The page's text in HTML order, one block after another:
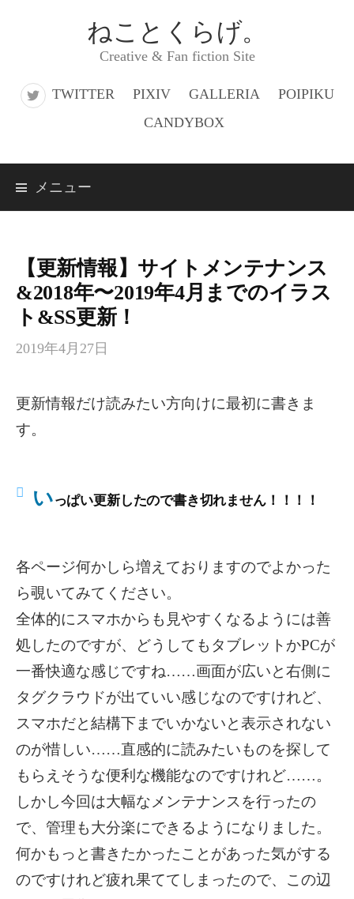
ス
ねことくらげ。
Creative & Fan fiction Site
TWITTER PIXIV GALLERIA
POIPIKU
CANDYBOX
メニュー
【更新情報】サイトメンテナンス
&2018年〜2019年4月までのイラス
ト&SS更新！
2019年4月27日
更新情報だけ読みたい方向けに最初に書きま
す。
いっぱい更新したので書き切れません！！！！
各ページ何かしら増えておりますのでよかった
ら覗いてみてください。
全体的にスマホからも見やすくなるようには善
処したのですが、どうしてもタブレットかPCが
一番快適な感じですね……画面が広いと右側に
タグクラウドが出ていい感じなのですけれど、
スマホだと結構下までいかないと表示されない
のが惜しい……直感的に読みたいものを探して
もらえそうな便利な機能なのですけれど……。
しかし今回は大幅なメンテナンスを行ったの
で、管理も大分楽にできるようになりました。
何かもっと書きたかったことがあった気がする
のですけれど疲れ果ててしまったので、この辺